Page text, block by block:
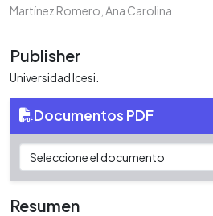
Martínez Romero, Ana Carolina
Publisher
Universidad Icesi.
Documentos PDF
Resumen